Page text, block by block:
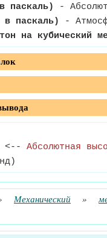
паскаль)
-
в паскаль)
-
на кубический
<-- Абсолютная
Механический »